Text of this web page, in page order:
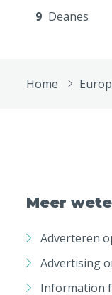
9 Deanes
Home
Meer
Adverteren
Advertising
Information